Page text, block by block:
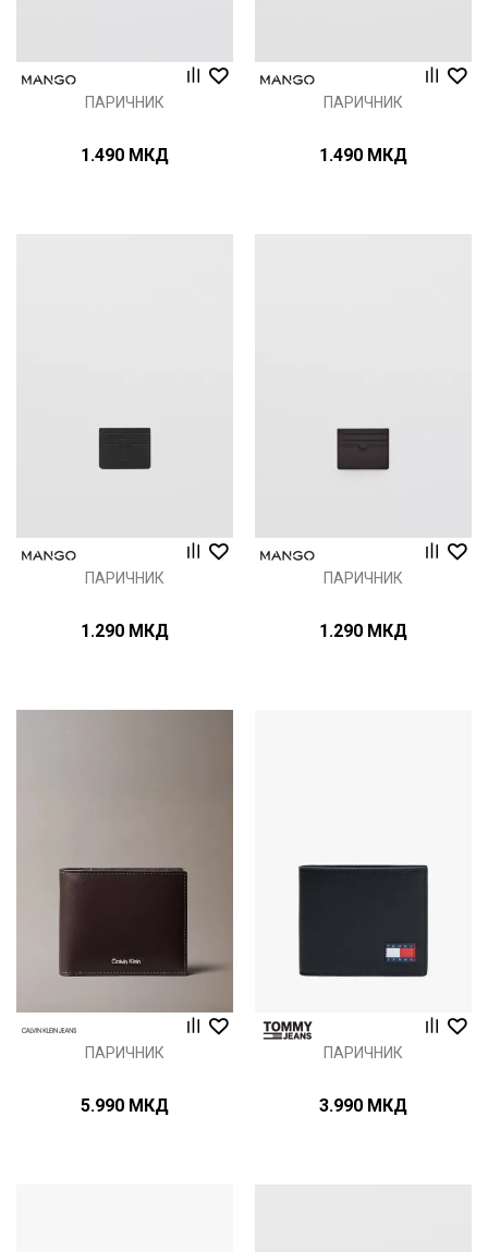
ПАРИЧНИК
1.490 МКД
ПАРИЧНИК
1.490 МКД
ПАРИЧНИК
1.290 МКД
ПАРИЧНИК
1.290 МКД
ПАРИЧНИК
5.990 МКД
ПАРИЧНИК
3.990 МКД